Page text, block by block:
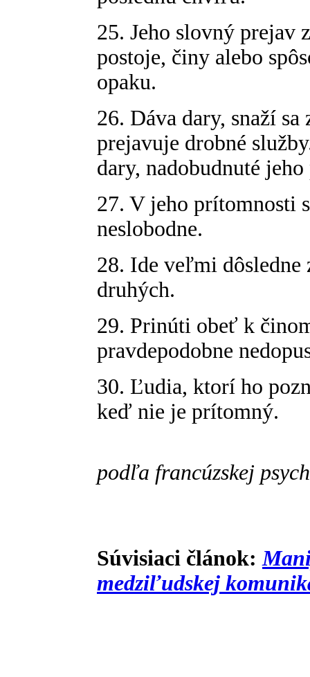
25. Jeho slovný prejav
postoje, činy alebo
opaku.
26. Dáva dary, snaží
prejavuje drobné
dary, nadobudnuté
27. V jeho prítomnosti
neslobodne.
28. Ide veľmi
druhých.
29. Prinúti obeť k
pravdepodobne
30. Ľudia, ktorí ho
keď nie je prítomný.
podľa francúzskej
Súvisiaci článok:
medziľudskej